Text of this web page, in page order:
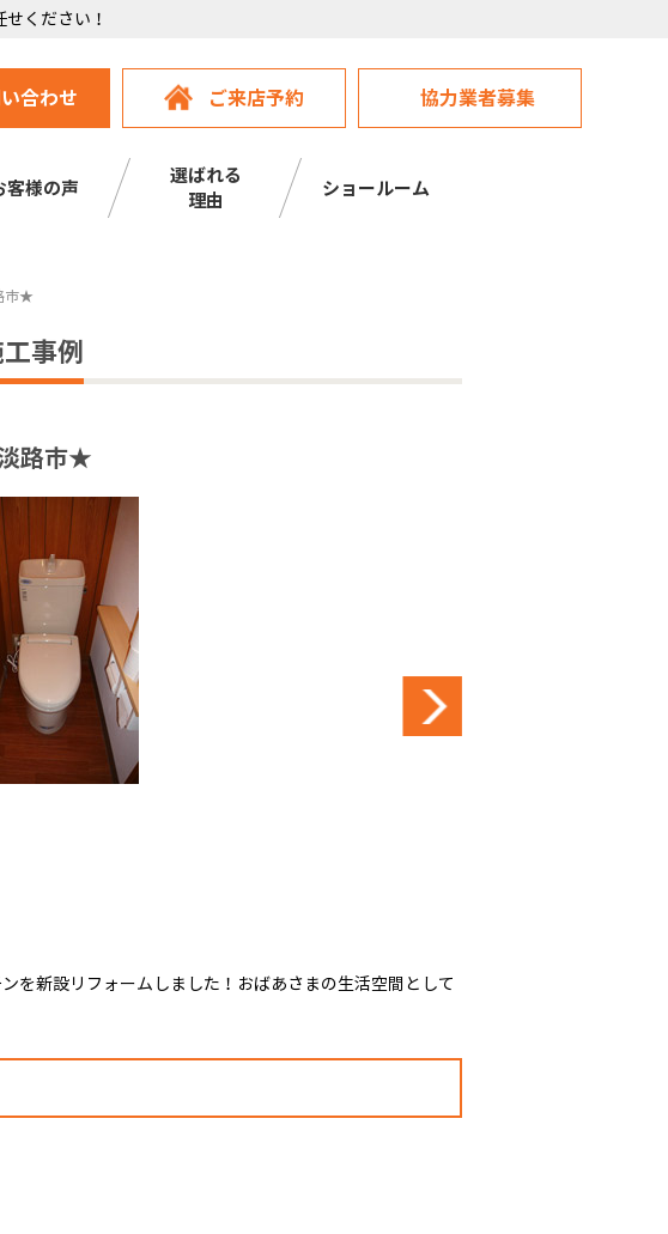
ください！
合わせ ご来店予約 協力業者募集
客様の声
選ばれる
理由
ショールーム
市★
事例
路市★
を新設リフォームしました！おばあさまの生活空間として